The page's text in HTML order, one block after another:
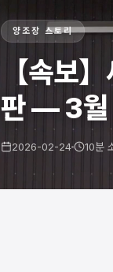
양조장 스토리
【속보
판 — 3월
2026-02-24 10분